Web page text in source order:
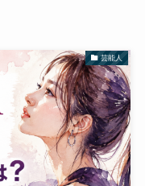
芸能人